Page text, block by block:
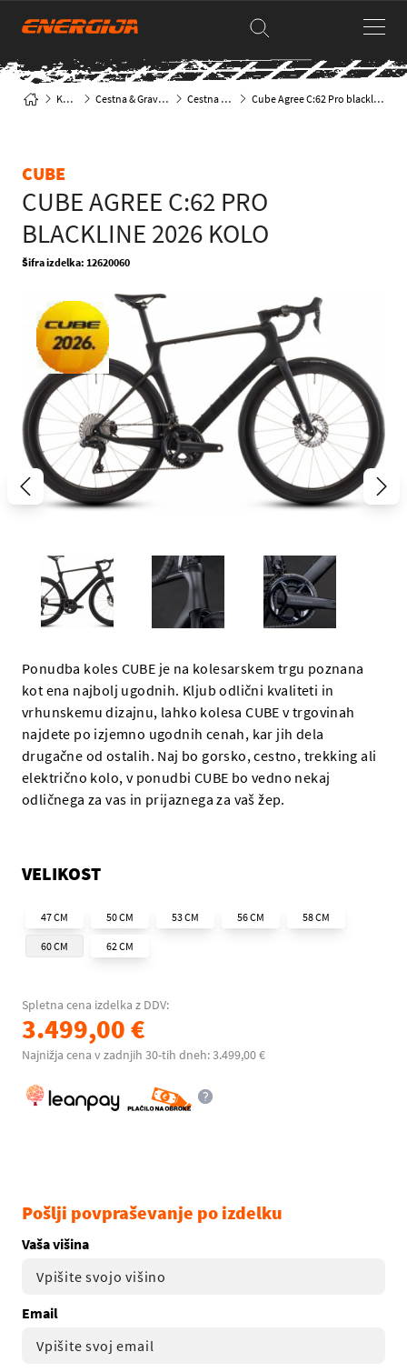
Kolesa Cestna & Gravel kolesa Cestna klasika Cube Agree C:62 Pro blackline 2026 Kolo
CUBE
CUBE AGREE C:62 PRO
BLACKLINE 2026 KOLO
Šifra izdelka: 12620060
Ponudba koles CUBE je na kolesarskem trgu poznana
kot ena najbolj ugodnih. Kljub odlični kvaliteti in
vrhunskemu dizajnu, lahko kolesa CUBE v trgovinah
najdete po izjemno ugodnih cenah, kar jih dela
drugačne od ostalih. Naj bo gorsko, cestno, trekking ali
električno kolo, v ponudbi CUBE bo vedno nekaj
odličnega za vas in prijaznega za vaš žep.
VELIKOST
47 CM 50 CM 53 CM 56 CM 58 CM
60 CM 62 CM
Spletna cena izdelka z DDV:
3.499,00 €
Najnižja cena v zadnjih 30-tih dneh: 3.499,00 €
Pošlji povpraševanje po izdelku
Vaša višina
Email